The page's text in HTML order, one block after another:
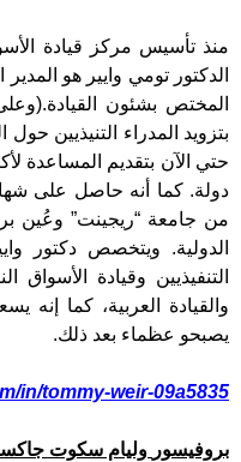
منذ تأسيس مركز قيادة
الدكتور تومي وايير هو المدير
المختص بشئون
بتزويد المدراء التنيذيين
دولة. كما أنه حاصل على
من جامعة “ريجينت” وعُين
الدولية. ويتخصص دكتور
التنفيذيين وقيادة الأسواق
والقيادة العربية، كما إنه
يصبحو عظماء بعد ذلك.
in/tommy-weir-09a5835
بروفيسور وليام سكوت